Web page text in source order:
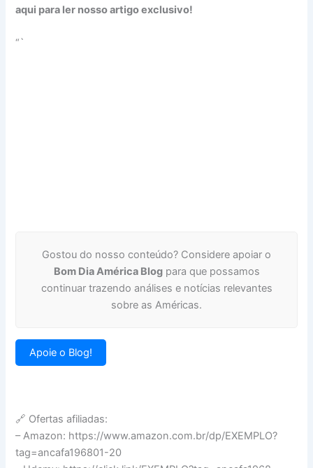
aqui para ler nosso artigo exclusivo!
“`
Gostou do nosso conteúdo? Considere apoiar o
Bom Dia América Blogpara que possamos
continuar trazendo análises e notícias relevantes
sobre as Américas.
Apoie o Blog!
🔗 Ofertas afiliadas:
– Amazon: https://www.amazon.com.br/dp/EXEMPLO?
tag=ancafa196801-20